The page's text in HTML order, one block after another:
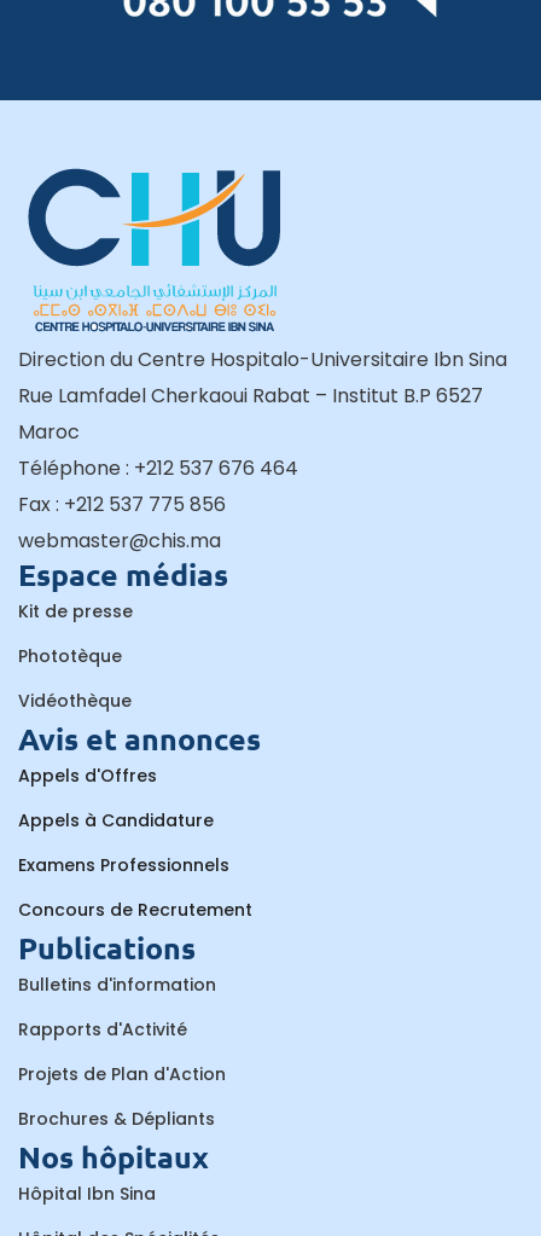
Direction du Centre Hospitalo-Universitaire Ibn Sina
Rue Lamfadel Cherkaoui Rabat – Institut B.P 6527
Maroc
Téléphone : +212 537 676 464
Fax : +212 537 775 856
webmaster@chis.ma
Espace médias
Kit de presse
Phototèque
Vidéothèque
Avis et annonces
Appels d'Offres
Appels à Candidature
Examens Professionnels
Concours de Recrutement
Publications
Bulletins d'information
Rapports d'Activité
Projets de Plan d'Action
Brochures & Dépliants
Nos hôpitaux
Hôpital Ibn Sina